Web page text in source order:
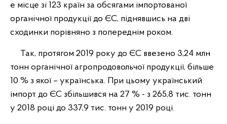
е місце зі 123 країн за обсягами імпортованої
органічної продукції до ЄС, піднявшись на дві
сходинки порівняно з попереднім роком.
Так, протягом 2019 року до ЄС ввезено 3,24 млн
тонн органічної агропродовольчої продукції, більше
10 % з якої – українська. При цьому український
імпорт до ЄС збільшився на 27 % - з 265,8 тис. тонн
у 2018 році до 337,9 тис. тонн у 2019 році.